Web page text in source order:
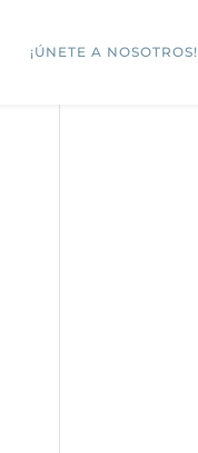
¡ÚNETE A NOSOTROS!